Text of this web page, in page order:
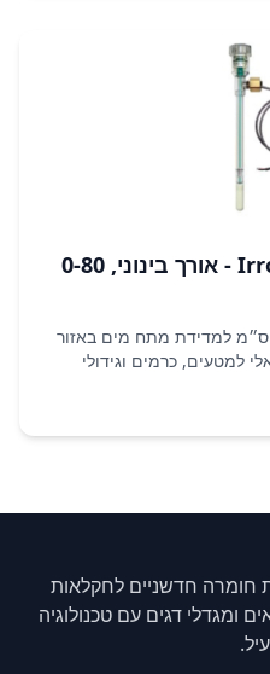
טנסיומטר Irrometer MLT - אורך בינוני, 0-80
טנסיומטר מקצועי לעומק 45-60 ס״מ למדידת מתח מים באזור
אידיאלי למטעים, כרמים וגידולי
חומרה חדשניים לחקלאות
ומגדלי דגים עם טכנולוגיה